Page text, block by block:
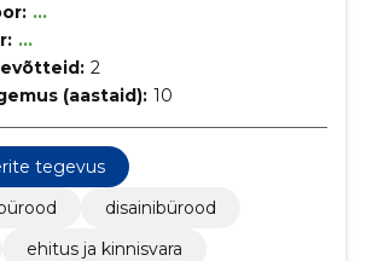
...
...
2
(aastaid): 10
tegevus
disainibürood
ehitus ja kinnisvara